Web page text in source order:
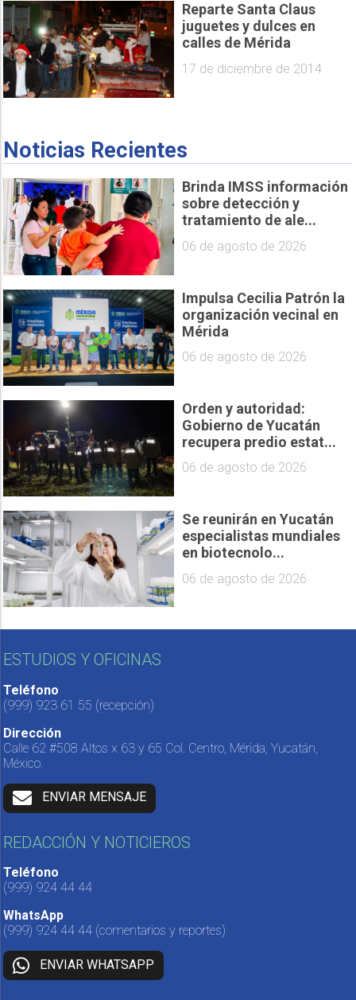
Reparte Santa Claus
juguetes y dulces en
calles de Mérida
17 de diciembre de 2014
Noticias Recientes
Brinda IMSS información
sobre detección y
tratamiento de ale...
06 de agosto de 2026
Impulsa Cecilia Patrón la
organización vecinal en
Mérida
06 de agosto de 2026
Orden y autoridad:
Gobierno de Yucatán
recupera predio estat...
06 de agosto de 2026
Se reunirán en Yucatán
especialistas mundiales
en biotecnolo...
06 de agosto de 2026
ESTUDIOS Y OFICINAS
Teléfono
(999) 923 61 55 (recepción)
Dirección
Calle 62 #508 Altos x 63 y 65 Col. Centro, Mérida, Yucatán,
México.
ENVIAR MENSAJE
REDACCIÓN Y NOTICIEROS
Teléfono
(999) 924 44 44
WhatsApp
(999) 924 44 44 (comentarios y reportes)
ENVIAR WHATSAPP